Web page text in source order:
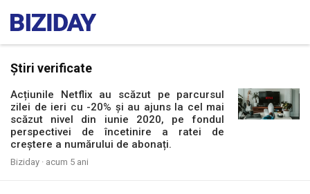
Știri verificate
Acțiunile Netflix au scăzut pe parcursul
zilei de ieri cu -20% și au ajuns la cel mai
scăzut nivel din iunie 2020, pe fondul
perspectivei de încetinire a ratei de
creștere a numărului de abonați.
Biziday · acum 5 ani